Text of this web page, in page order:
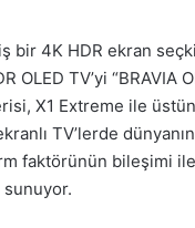
bir 4K HDR ekran
OLED TV’yi “BRAVIA
X1 Extreme ile
TV’lerde
faktörünün bileşimi